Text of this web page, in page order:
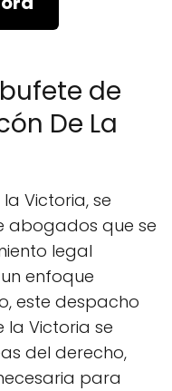
de
De La
Victoria, se
abogados que se
legal
enfoque
este despacho
la Victoria se
del derecho,
para